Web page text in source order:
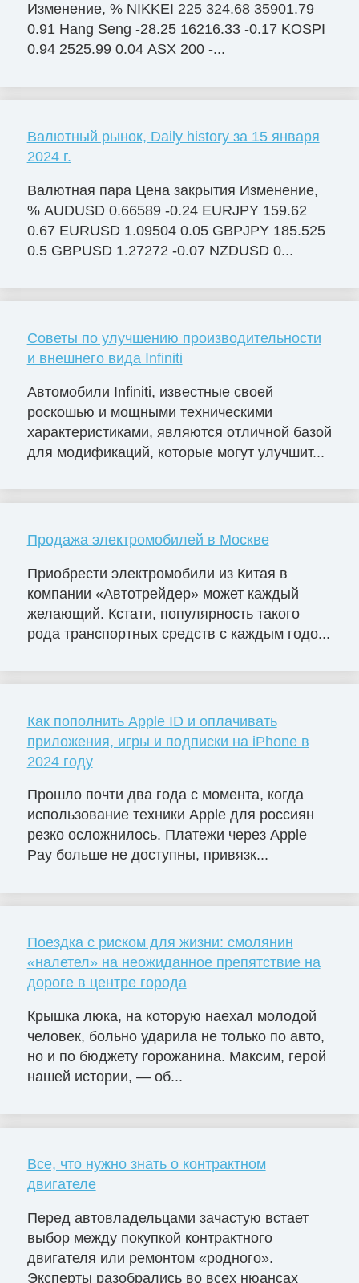
Изменение, % NIKKEI 225 324.68 35901.79
0.91 Hang Seng -28.25 16216.33 -0.17 KOSPI
0.94 2525.99 0.04 ASX 200 -...
Валютный рынок, Daily history за 15 января
2024 г.
Валютная пара Цена закрытия Изменение,
% AUDUSD 0.66589 -0.24 EURJPY 159.62
0.67 EURUSD 1.09504 0.05 GBPJPY 185.525
0.5 GBPUSD 1.27272 -0.07 NZDUSD 0...
Советы по улучшению производительности
и внешнего вида Infiniti
Автомобили Infiniti, известные своей
роскошью и мощными техническими
характеристиками, являются отличной базой
для модификаций, которые могут улучшит...
Продажа электромобилей в Москве
Приобрести электромобили из Китая в
компании «Автотрейдер» может каждый
желающий. Кстати, популярность такого
рода транспортных средств с каждым годо...
Как пополнить Apple ID и оплачивать
приложения, игры и подписки на iPhone в
2024 году
Прошло почти два года с момента, когда
использование техники Apple для россиян
резко осложнилось. Платежи через Apple
Pay больше не доступны, привязк...
Поездка с риском для жизни: смолянин
«налетел» на неожиданное препятствие на
дороге в центре города
Крышка люка, на которую наехал молодой
человек, больно ударила не только по авто,
но и по бюджету горожанина. Максим, герой
нашей истории, — об...
Все, что нужно знать о контрактном
двигателе
Перед автовладельцами зачастую встает
выбор между покупкой контрактного
двигателя или ремонтом «родного».
Эксперты разобрались во всех нюансах